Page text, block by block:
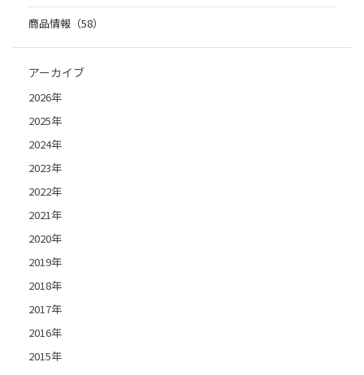
商品情報（58）
アーカイブ
2026年
2025年
2024年
2023年
2022年
2021年
2020年
2019年
2018年
2017年
2016年
2015年